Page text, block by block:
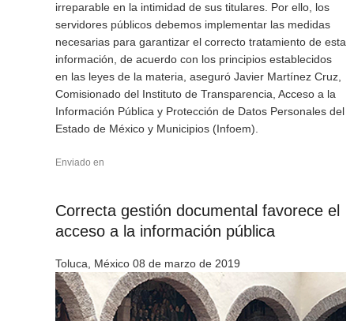
irreparable en la intimidad de sus titulares. Por ello, los
servidores públicos debemos implementar las medidas
necesarias para garantizar el correcto tratamiento de esta
información, de acuerdo con los principios establecidos
en las leyes de la materia, aseguró Javier Martínez Cruz,
Comisionado del Instituto de Transparencia, Acceso a la
Información Pública y Protección de Datos Personales del
Estado de México y Municipios (Infoem).
Enviado en
Correcta gestión documental favorece el
acceso a la información pública
Toluca, México 08 de marzo de 2019